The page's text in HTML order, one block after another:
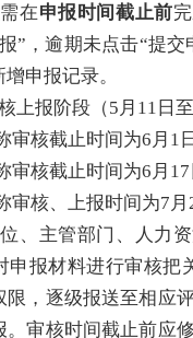
在申报时间截止前
” ，逾期未点击“提交
申报记录。
上报阶段（5 月 11 日至
审核截止时间为6 月 1
审核截止时间为6 月 17
审核、上报时间为7 月
、主管部门、人力
申报材料进行审核把
限，逐级报送至相应
。审核时间截止前应